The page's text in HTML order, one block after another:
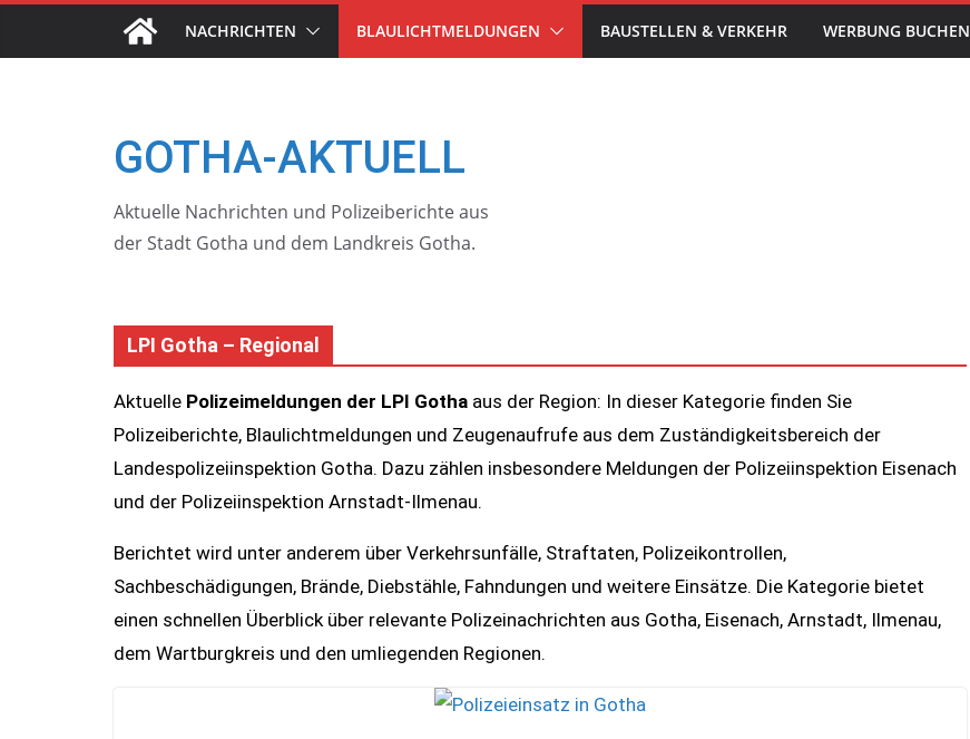
GOTHA-AKTUELL
Aktuelle Nachrichten und Polizeiberichte aus
der Stadt Gotha und dem Landkreis Gotha.
NACHRICHTEN BLAULICHTMELDUNGEN BAUSTELLEN & VERKEHR WERBUNG BUCHEN
LPI Gotha – Regional
Aktuelle Polizeimeldungen der LPI Gotha aus der Region: In dieser Kategorie finden Sie
Polizeiberichte, Blaulichtmeldungen und Zeugenaufrufe aus dem Zuständigkeitsbereich der
Landespolizeiinspektion Gotha. Dazu zählen insbesondere Meldungen der Polizeiinspektion Eisenach
und der Polizeiinspektion Arnstadt-Ilmenau.
Berichtet wird unter anderem über Verkehrsunfälle, Straftaten, Polizeikontrollen,
Sachbeschädigungen, Brände, Diebstähle, Fahndungen und weitere Einsätze. Die Kategorie bietet
einen schnellen Überblick über relevante Polizeinachrichten aus Gotha, Eisenach, Arnstadt, Ilmenau,
dem Wartburgkreis und den umliegenden Regionen.